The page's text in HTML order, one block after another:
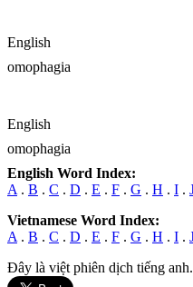
English
omophagia
English
omophagia
English Word Index:
A . B . C . D . E . F . G . H . I .
Vietnamese Word Index:
A . B . C . D . E . F . G . H . I .
Đây là việt phiên dịch tiếng